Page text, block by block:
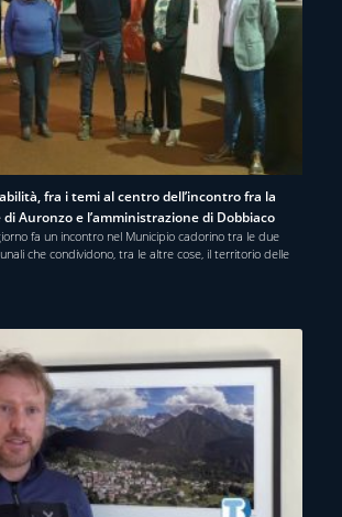
fra i temi al centro dell’incontro fra la
Auronzo e l’amministrazione di Dobbiaco
fa un incontro nel Municipio cadorino tra le due
che condividono, tra le altre cose, il territorio delle